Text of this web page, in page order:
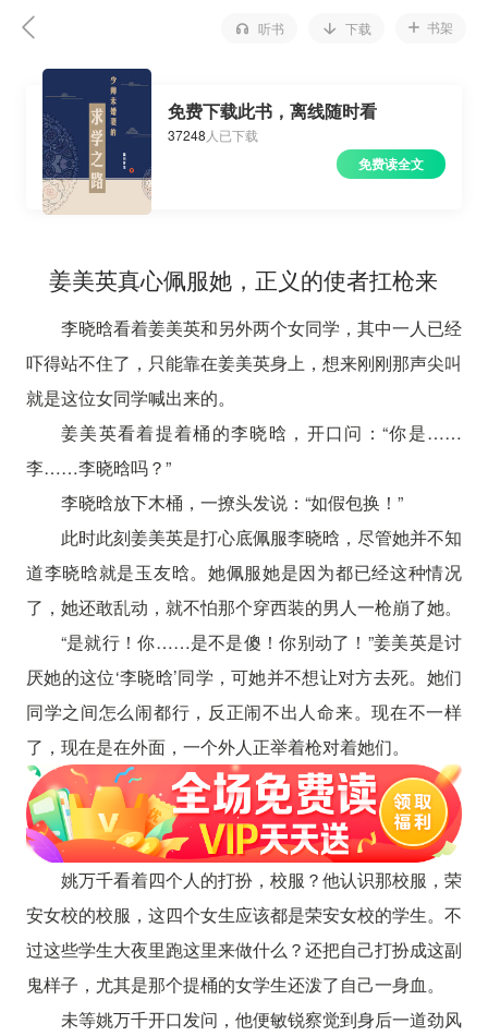
听书 下载 书架
免费下载此书，离线随时看
37248 人已下载
免费读全文
姜美英真心佩服她，正义的使者扛枪来
李晓晗看着姜美英和另外两个女同学，其中一人已经
吓得站不住了，只能靠在姜美英身上，想来刚刚那声尖叫
就是这位女同学喊出来的。
姜美英看着提着桶的李晓晗，开口问：“你是……
李……李晓晗吗？”
李晓晗放下木桶，一撩头发说：“如假包换！”
此时此刻姜美英是打心底佩服李晓晗，尽管她并不知
道李晓晗就是玉友晗。她佩服她是因为都已经这种情况
了，她还敢乱动，就不怕那个穿西装的男人一枪崩了她。
“是就行！你……是不是傻！你别动了！”姜美英是讨
厌她的这位‘李晓晗’同学，可她并不想让对方去死。她们
同学之间怎么闹都行，反正闹不出人命来。现在不一样
了，现在是在外面，一个外人正举着枪对着她们。
姚万千看着四个人的打扮，校服？他认识那校服，荣
安女校的校服，这四个女生应该都是荣安女校的学生。不
过这些学生大夜里跑这里来做什么？还把自己打扮成这副
鬼样子，尤其是那个提桶的女学生还泼了自己一身血。
未等姚万千开口发问，他便敏锐察觉到身后一道劲风